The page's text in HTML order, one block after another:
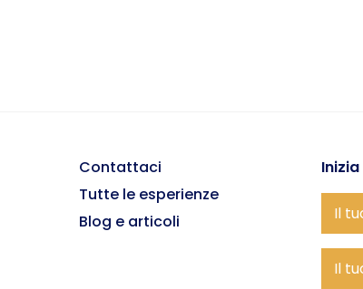
Contattaci
Tutte le esperienze
Blog e articoli
Inizia